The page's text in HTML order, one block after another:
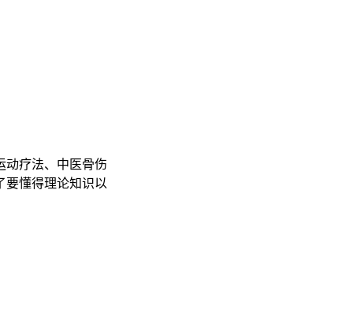
动疗法、中医骨伤
要懂得理论知识以